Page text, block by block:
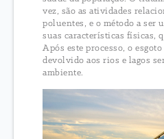
vez, são as atividades
poluentes, e o método a ser
suas características físicas,
Após este processo, o
devolvido aos rios e lagos
ambiente.